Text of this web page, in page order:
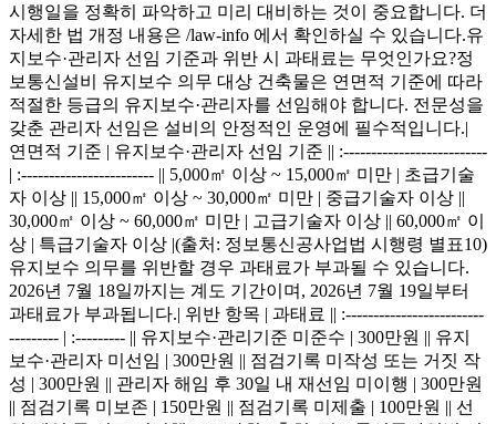
시행일을 정확히 파악하고 미리 대비하는 것이 중요합니다. 더
자세한 법 개정 내용은 /law-info 에서 확인하실 수 있습니다.유
지보수·관리자 선임 기준과 위반 시 과태료는 무엇인가요?정
보통신설비 유지보수 의무 대상 건축물은 연면적 기준에 따라
적절한 등급의 유지보수·관리자를 선임해야 합니다. 전문성을
갖춘 관리자 선임은 설비의 안정적인 운영에 필수적입니다.|
연면적 기준 | 유지보수·관리자 선임 기준 || :--------------------------
| :------------------------ || 5,000㎡ 이상 ~ 15,000㎡ 미만 | 초급기술
자 이상 || 15,000㎡ 이상 ~ 30,000㎡ 미만 | 중급기술자 이상 ||
30,000㎡ 이상 ~ 60,000㎡ 미만 | 고급기술자 이상 || 60,000㎡ 이
상 | 특급기술자 이상 |(출처: 정보통신공사업법 시행령 별표10)
유지보수 의무를 위반할 경우 과태료가 부과될 수 있습니다.
2026년 7월 18일까지는 계도 기간이며, 2026년 7월 19일부터
과태료가 부과됩니다.| 위반 항목 | 과태료 || :-------------------------
--------- | :--------- || 유지보수·관리기준 미준수 | 300만원 || 유지
보수·관리자 미선임 | 300만원 || 점검기록 미작성 또는 거짓 작
성 | 300만원 || 관리자 해임 후 30일 내 재선임 미이행 | 300만원
|| 점검기록 미보존 | 150만원 || 점검기록 미제출 | 100만원 || 선